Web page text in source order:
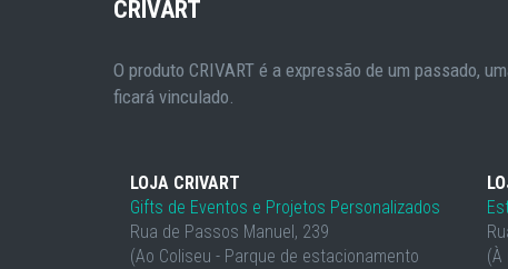
CRIVART
O produto CRIVART é a expressão de um passado,
ficará vinculado.
LOJA CRIVART
Gifts de Eventos e Projetos Personalizados
Rua de Passos Manuel, 239
(Ao Coliseu - Parque de estacionamento
(À